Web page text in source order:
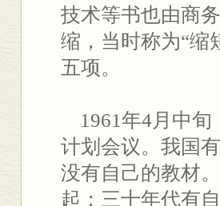
技术等书也由商
缩，当时称为“缩
五项。
1961年4月中旬
计划会议。我国
没有自己的教材
起；三十年代有